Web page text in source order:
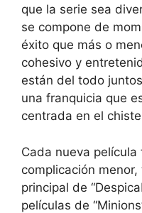
que la serie sea
se compone de
éxito que más o
cohesivo y
están del todo
una franquicia que
centrada en el
Cada nueva
complicación
principal de
películas de